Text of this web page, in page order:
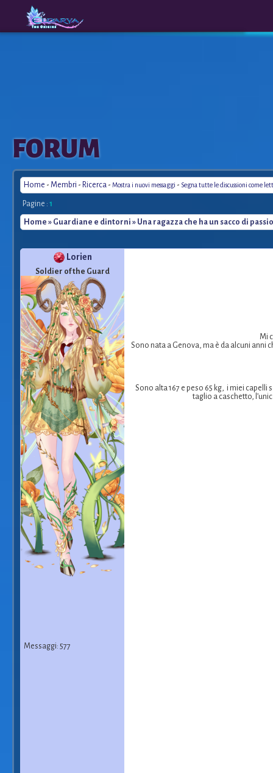
The
Origins
FORUM
Home - Membri - Ricerca - Mostra i nuovi messaggi - Segna tutte le discussioni come
Pagine : 1
Home » Guardiane e dintorni » Una ragazza che ha un sacco di
Lorien
Soldier of the Guard
Messaggi: 577
Mi
Sono nata a Genova, ma è da alcuni anni
Sono alta 167 e peso 65 kg, i miei
taglio a caschetto,